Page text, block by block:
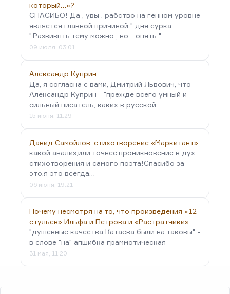
который…»?
СПАСИБО! Да , увы . рабство на генном уровне
является главной причиной " дня сурка
".Развивпть тему можно , но .. опять "…
09 июля, 03:01
Александр Куприн
Да, я согласна с вами, Дмитрий Львович, что
Александр Куприн - "прежде всего умный и
сильный писатель, каких в русской…
15 июня, 11:29
Давид Самойлов, стихотворение «Маркитант»
какой анализ,или точнее,проникновение в дух
стихотворения и самого поэта!Спасибо за
это,я это всегда…
06 июня, 19:21
Почему несмотря на то, что произведения «12
стульев» Ильфа и Петрова и «Растратчики»…
"душевные качества Катаева были на таковы" -
в слове "на" апшибка граммотическая
31 мая, 11:20